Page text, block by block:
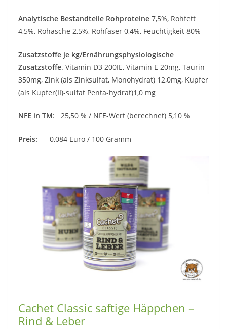
Analytische Bestandteile Rohproteine 7,5%, Rohfett
4,5%, Rohasche 2,5%, Rohfaser 0,4%, Feuchtigkeit 80%
Zusatzstoffe je kg/Ernährungsphysiologische
Zusatzstoffe. Vitamin D3 200IE, Vitamin E 20mg, Taurin
350mg, Zink (als Zinksulfat, Monohydrat) 12,0mg, Kupfer
(als Kupfer(II)-sulfat Penta-hydrat)1,0 mg
NFE in TM: 25,50 % / NFE-Wert (berechnet) 5,10 %
Preis: 0,084 Euro / 100 Gramm
Cachet Classic saftige Häppchen –
Rind & Leber